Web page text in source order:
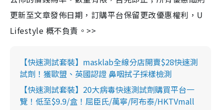
更新至文章發佈日期，訂購平台保留更改優惠權利，U
Lifestyle 概不負責。>>
【快速測試套裝】masklab全線分店開賣$28快速測
試劑！獲歐盟、英國認證 鼻咽拭子採樣檢測
【快速測試套裝】20大病毒快速測試劑購買平台一
覽！低至$9.9/盒！屈臣氏/萬寧/阿布泰/HKTVmall